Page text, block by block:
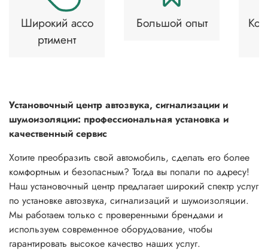
Широкий ассо
ртимент
Большой опыт
Установочный центр автозвука, сигнализации и
шумоизоляции: профессиональная установка и
качественный сервис
Хотите преобразить свой автомобиль, сделать его более
комфортным и безопасным? Тогда вы попали по адресу!
Наш установочный центр предлагает широкий спектр услуг
по установке автозвука, сигнализаций и шумоизоляции.
Мы работаем только с проверенными брендами и
используем современное оборудование, чтобы
гарантировать высокое качество наших услуг.